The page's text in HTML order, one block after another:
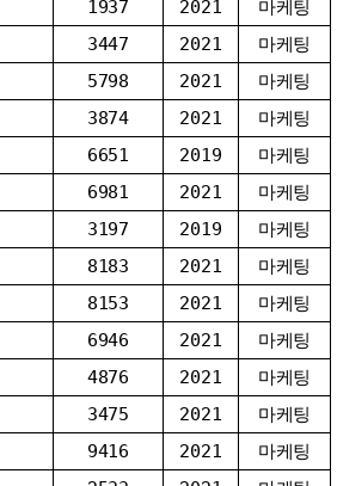
1937 2021
마케팅
3447 2021
마케팅
5798 2021
마케팅
3874 2021
마케팅
6651 2019
마케팅
6981 2021
마케팅
3197 2019
마케팅
8183 2021
마케팅
8153 2021
마케팅
6946 2021
마케팅
4876 2021
마케팅
3475 2021
마케팅
9416 2021
마케팅